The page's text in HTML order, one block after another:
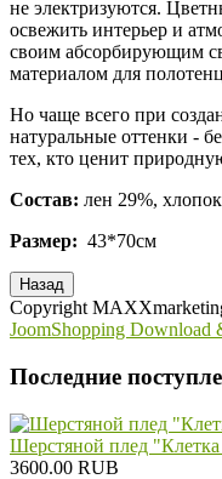
не электризуются.
освежить интерьер и
своим абсорбирующим
материалом для
Но чаще всего при
натуральные оттенки -
тех, кто ценит
Состав: лен 29%,
Размер: 43*70см
Copyright
JoomShopping Download
Последние
Шерстяной плед "Клетка
3600.00 RUB